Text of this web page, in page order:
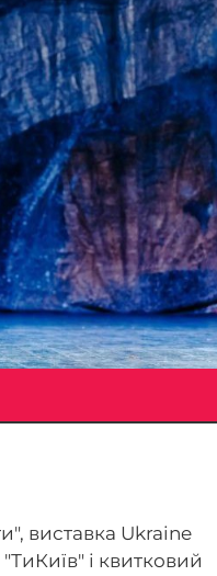
виставка Ukraine
і квитковий